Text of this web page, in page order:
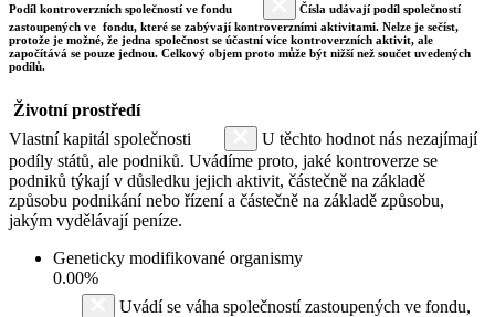
Podíl kontroverzních společností ve fondu
Čísla udávají podíl společností
zastoupených ve fondu, které se zabývají kontroverzními aktivitami. Nelze je sečíst,
protože je možné, že jedna společnost se účastní více kontroverzních aktivit, ale
započítává se pouze jednou. Celkový objem proto může být nižší než součet uvedených
podílů.
Životní prostředí
Vlastní kapitál společnosti
U těchto hodnot nás nezajímají
podíly států, ale podniků. Uvádíme proto, jaké kontroverze se
podniků týkají v důsledku jejich aktivit, částečně na základě
způsobu podnikání nebo řízení a částečně na základě způsobu,
jakým vydělávají peníze.
Geneticky modifikované organismy
0.00%
Uvádí se váha společností zastoupených ve fondu,